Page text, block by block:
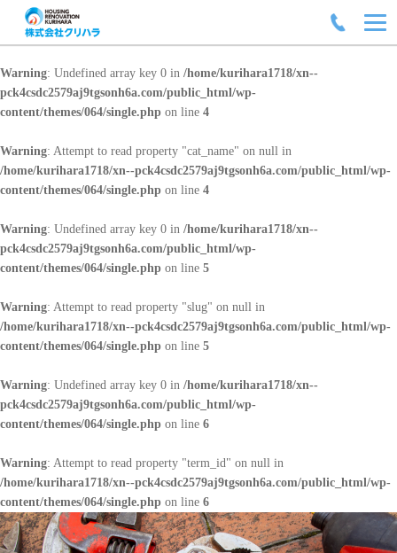
Warning: Undefined array key 0 in /home/kurihara1718/xn--
pck4csdc2579aj9tgsonh6a.com/public_html/wp-
content/themes/064/single.php on line 4
Warning: Attempt to read property "cat_name" on null in
/home/kurihara1718/xn--pck4csdc2579aj9tgsonh6a.com/public_html/wp-
content/themes/064/single.php on line 4
Warning: Undefined array key 0 in /home/kurihara1718/xn--
pck4csdc2579aj9tgsonh6a.com/public_html/wp-
content/themes/064/single.php on line 5
Warning: Attempt to read property "slug" on null in
/home/kurihara1718/xn--pck4csdc2579aj9tgsonh6a.com/public_html/wp-
content/themes/064/single.php on line 5
Warning: Undefined array key 0 in /home/kurihara1718/xn--
pck4csdc2579aj9tgsonh6a.com/public_html/wp-
content/themes/064/single.php on line 6
Warning: Attempt to read property "term_id" on null in
/home/kurihara1718/xn--pck4csdc2579aj9tgsonh6a.com/public_html/wp-
content/themes/064/single.php on line 6